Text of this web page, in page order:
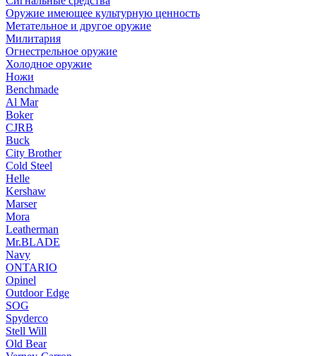
Оружие имеющее культурную ценность
Метательное и другое оружие
Милитария
Огнестрельное оружие
Холодное оружие
Ножи
Benchmade
Al Mar
Boker
CJRB
Buck
City Brother
Cold Steel
Helle
Kershaw
Marser
Mora
Leatherman
Mr.BLADE
Navy
ONTARIO
Opinel
Outdoor Edge
SOG
Spyderco
Stell Will
Old Bear